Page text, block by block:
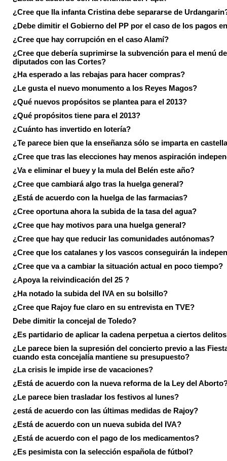
¿Cree que lla infanta Cristina debe separarse de
¿Debe dimitir el Gobierno del PP por el caso de los pagos
¿Cree que hay corrupción en el caso Alamí?
¿Cree que debería suprimirse la subvención para el menú
diputados con las Cortes?
¿Ha esperado a las rebajas para hacer compras?
¿Le gusta el nuevo monumento a los Reyes Magos?
¿Qué nuevos propósitos se plantea para el 2013?
¿Qué propósitos tiene para el 2013?
¿Cuánto has invertido en lotería?
¿Te parece bien que la enseñanza sólo se imparta en
¿Cree que tras las elecciones hay menos aspiración
¿Va e eliminar el buey y la mula del Belén este año?
¿Cree que cambiará algo tras la huelga general?
¿Está de acuerdo con la huelga de las farmacias?
¿Cree oportuna ahora la subida de la tasa del agua?
¿Cree que hay motivos para una huelga general?
¿Cree que hay que reducir las comunidades autónomas?
¿Cree que los catalanes y los vascos conseguirán la
¿Cree que va a cambiar la situación actual en poco tiempo?
¿Apoya la reivindicación del 25 ?
¿Ha notado la subida del IVA en su bolsillo?
¿Cree que Rajoy fue claro en su entrevista en TVE?
Debe dimitir la concejal de Toledo?
¿Es partidario de aplicar la cadena perpetua a ciertos
¿Le parece bien la supresión del concierto previo a las
cuando esta concejalía mantiene su presupuesto?
¿La crisis le impide irse de vacaciones?
¿Está de acuerdo con la nueva reforma de la Ley del
¿Le parece bien trasladar los festivos al lunes?
¿está de acuerdo con las últimas medidas de Rajoy?
¿Está de acuerdo con un nueva subida del IVA?
¿Está de acuerdo con el pago de los medicamentos?
¿Es pesimista con la selección española de fútbol?